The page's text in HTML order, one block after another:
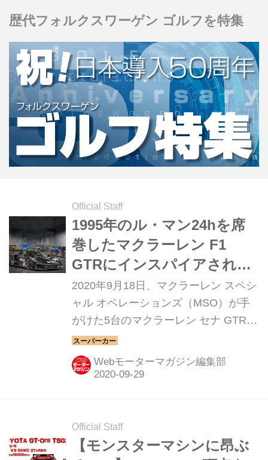
ハイパーカー（LMH）規定に沿って開
発されている。
歴代フォルクスワーゲン ゴルフを特集
Official Staff
1995年のル・マン24hを席
巻したマクラーレン F1
GTRにインスパイアされた
「マクラーレン セナ GTR」
が完成
2020年9月18日、マクラーレン スペシ
ャル オペレーションズ（MSO）が手
がけた5台のマクラーレン セナ GTRが
完成した。この5台は、1995年のル・
マン24時間レースを席巻して総合優勝
したマクラーレン F1 GTRを記念して
Webモーターマガジン編集部
Official Staff
【モンスターマシンに昂ぶ